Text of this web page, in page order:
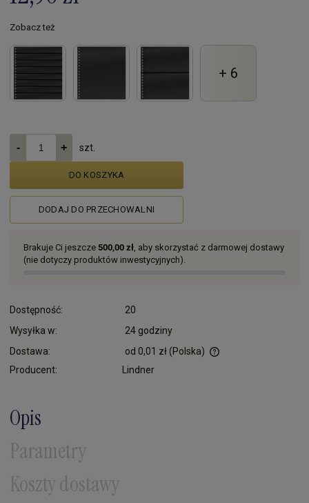
Zobacz też
+ 6
szt.
DO KOSZYKA
DODAJ DO PRZECHOWALNI
Brakuje Ci jeszcze 500,00 zł, aby skorzystać z darmowej dostawy
(nie dotyczy produktów inwestycyjnych).
Dostępność:
20
Wysyłka w:
24 godziny
Dostawa:
od 0,01 zł(Polska)
Producent: Lindner
Opis
Parametry
Koszty dostawy